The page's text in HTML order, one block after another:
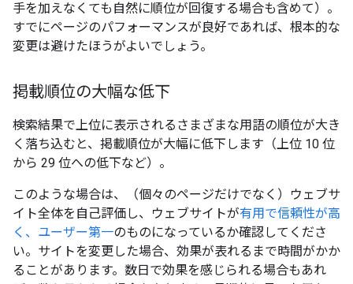
手を加えなくても自然に順位が回復する場合も含めて）。
すでにページのパフォーマンスが良好であれば、根本的な
変更は避けたほうがよいでしょう。
掲載順位の大幅な低下
検索結果で上位に表示されるさまざまな用語の順位が大き
く落ち込むと、掲載順位が大幅に低下します（上位 10 位
から 29 位への低下など）。
このような場合は、（個々のページだけでなく）ウェブサ
イト全体を自己評価し、ウェブサイトが有用で信頼性が高
く、ユーザー第一のものになっているか確認してくださ
い。サイトを変更した場合、効果が表れるまで時間がかか
ることがあります。数日で効果を感じられる場合もあれ